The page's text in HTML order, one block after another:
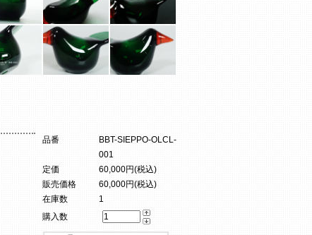
品番
BBT-SIEPPO-OLCL-
001
定価
60,000円(税込)
販売価格
60,000円(税込)
在庫数
1
購入数